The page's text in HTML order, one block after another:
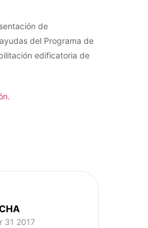
de
del Programa de
edificatoria de
31 2017